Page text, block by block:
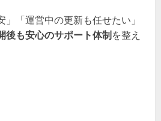
」「運営中の更新も任せたい」
後も安心のサポート体制を整え